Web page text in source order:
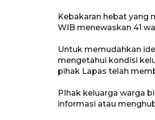
Kebakaran hebat yang
WIB menewaskan 41
Untuk memudahkan
mengetahui kondisi
pihak Lapas telah
PIhak keluarga warga
informasi atau